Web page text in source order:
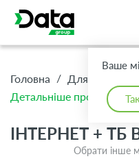
Ваше
Головна / Для Дому
Детальніше про тариф
ІНТЕРНЕТ + ТБ
Обрати інше